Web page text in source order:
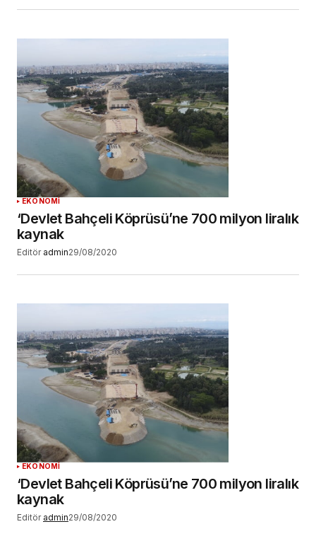
EKONOMİ
‘Devlet Bahçeli Köprüsü’ne 700 milyon liralık
kaynak
Editör admin29/08/2020
EKONOMİ
‘Devlet Bahçeli Köprüsü’ne 700 milyon liralık
kaynak
Editör admin29/08/2020